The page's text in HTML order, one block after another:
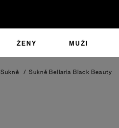
ŽENY MUŽI
Sukně / Sukně Bellaria Black Beauty